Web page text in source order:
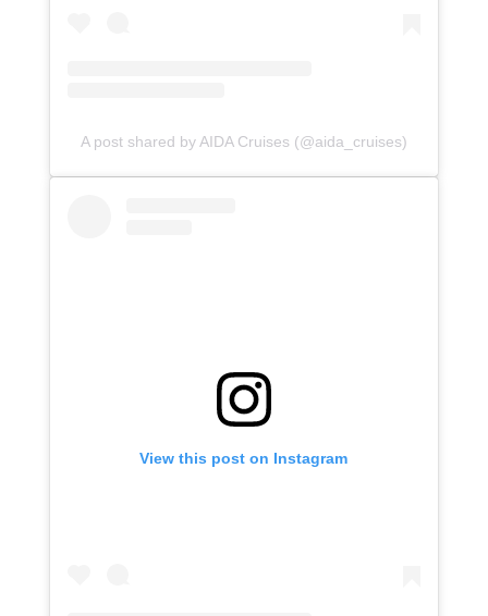
A post shared by AIDA Cruises (@aida_cruises)
View this post on Instagram